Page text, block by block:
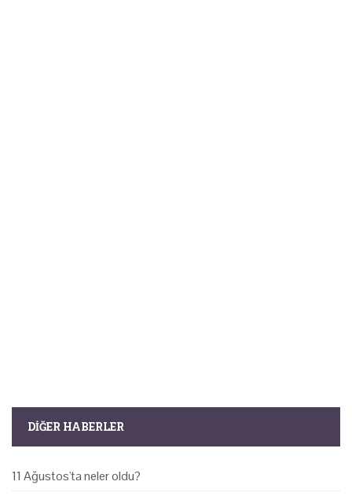
DIĞER HABERLER
11 Ağustos'ta neler oldu?